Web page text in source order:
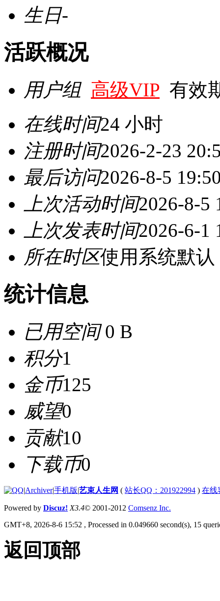
生日-
活跃概况
用户组 高级VIP 有效
在线时间24 小时
注册时间2026-2-23
最后访问2026-8-5
上次活动时间2026-8-5
上次发表时间2026-6-1
所在时区使用系统默认
统计信息
已用空间0 B
积分1
金币125
威望0
贡献10
下载币0
|Archiver|手机版|艺束人生网 ( 站长QQ：201922994 ) 在线
Powered by Discuz! X3.4© 2001-2012 Comsenz Inc.
GMT+8, 2026-8-6 15:52 , Processed in 0.049660 second(s), 15
返回顶部